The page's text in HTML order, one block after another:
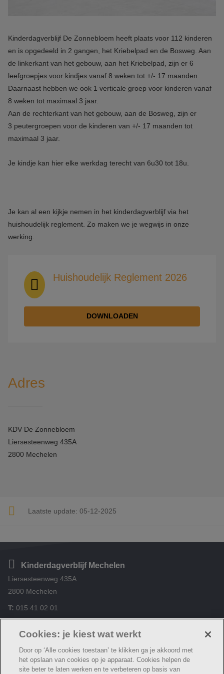
Kinderdagverblijf De Zonnebloem heeft plaats voor 112 kinderen
en is opgedeeld in 2 gangen, het Kriebelpad en de Bosweg. Aan
de linkerkant van het gebouw, aan het Kriebelpad, zijn er 6
leefgroepjes voor kindjes vanaf 8 weken tot +/- 17 maanden.
Daarnaast hebben we ook 1 verticale groep voor kinderen vanaf
8 weken tot maximaal 3 jaar.
Aan de rechterkant van het gebouw, aan de Bosweg, zijn er
3 peutergroepen voor de kinderen van +/- 17 maanden tot
maximaal 3 jaar.
Je kindje kan hier elke werkdag terecht van 6u30 tot 18u.
Je kan al een kijkje nemen in het kinderdagverblijf via het
huishoudelijk reglement. Zo maken we je wegwijs in onze
werking.
Huishoudelijk Reglement 2026
DOWNLOADEN
Adres
KDV De Zonnebloem
Liersesteenweg 435A
2800 Mechelen
Laatste update: 05-12-2025
Kinderdagverblijf Mechelen
Liersesteenweg 435A
2800 Mechelen
T: 015 41 02 01
Cookies: je kiest wat werkt
Door op ‘Alle cookies toestaan’ te klikken ga je akkoord met
het opslaan van cookies op je apparaat. Cookies helpen de
site beter te laten werken en te verbeteren op basis van